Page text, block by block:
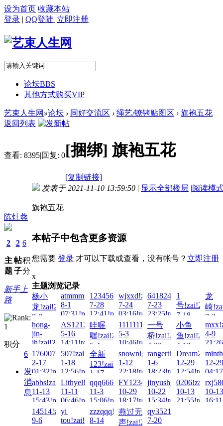
设为首页 收藏本站
登录 | QQ登陆 |立即注册
论坛BBS
其他方式购买VIP
艺束人生网 »论坛 › 同好交流区 › 绳艺/镣铐贴图区 › 旗袍五花
返回列表
查看: 8395|回复: 0[捆绑] 旗袍五花
[复制链接]
陈灶蓉
2
主
题
2
帖
子
6
积
分
新手上
路
积分
6
发
消
息
发表于 2021-11-10 13:59:50 | 显示全部楼层 |阅读模
旗袍五花
本帖子中包含更多资源
您需要 登录 才可以下载或查看，没有帐号？ 立即注册
x
主题浏览记录
杨小
龙!zai!2026-
8-8
15:36!read!
atmmm!zai!2026-
8-1
07:31!read!
123456Q!zai!2026-
7-28
12:41!read!
wjxxd!zai!2026-
7-24
03:16!read!
641824693!zai!2026-
7-23
23:25!read!
1
号!zai!2026-
7-18
03:49!read!
龙
崎
7-3
hong-
jin-
jh!zai!2026-
5-28
11:49!read!
AS1212!zai!2026-
5-16
14:11!read!
哇喔
喔!zai!2026-
5-4
17:20!read!
1111111111!zai!2026-
5-3
10:46!read!
一号
桥!zai!2026-
4-30
16:19!read!
小鱼
鱼!zai!2026-
4-12
08:45!read!
4-9
17600737829!zai!2026-
2-17
01:32!read!
507!zai!2026-
1-18
12:56!read!
全新
123!zai!2026-
1-17
16:42!read!
snownight!zai!2026-
1-12
22:18!read!
rangerthelone!zai!2026-
1-6
18:23!read!
12-29
12:54!read!
12-29
abbs!zai!2025-
11-13
15:43!read!
Lithyel!zai!2025-
11-11
06:46!read!
qqq666ppp!zai!2025-
11-3
15:06!read!
FY12345!zai!2025-
10-29
18:17!read!
jinyush!zai!2025-
10-22
15:34!read!
10-13
21:55!read!
10-13
14514!zai!2025-
9-6
yi
tou!zai!2025-
zzzqqq!zai!2025-
8-14
燕过无
声!zai!2025-
qy3521!zai!2025-
7-20